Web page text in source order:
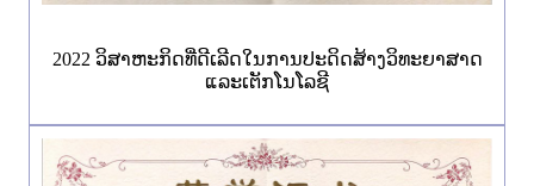
2022 ວິ​ສາ​ຫະ​ກິດ​ທີ່​ດີ​ເລີດ​ໃນ​ການ​ປະ​ດິດ​ສ້າງ​ວິ​ທະ​ຍາ​ສາດ​
ແລະ​ເຕັກ​ໂນ​ໂລ​ຊີ​